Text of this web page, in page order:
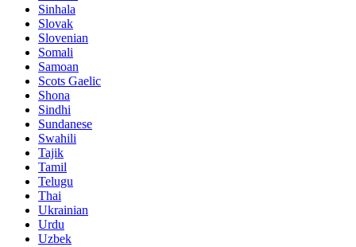
Sinhala
Slovak
Slovenian
Somali
Samoan
Scots Gaelic
Shona
Sindhi
Sundanese
Swahili
Tajik
Tamil
Telugu
Thai
Ukrainian
Urdu
Uzbek